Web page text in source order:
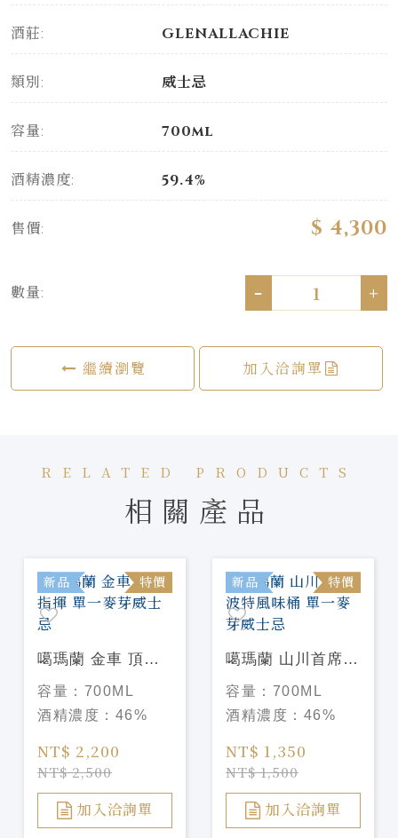
酒莊: GLENALLACHIE
類別: 威士忌
容量: 700ml
酒精濃度: 59.4%
售價: $ 4,300
數量: - +
繼續瀏覽 加入洽詢單
RELATED PRODUCTS
相關產品
新品 特價
噶瑪蘭 金車 頂級
指揮 單一麥芽威士
忌
容量： 700ML
酒精濃度： 46%
NT$ 2,200
NT$ 2,500
加入洽詢單
新品 特價
噶瑪蘭 山川首席
波特風味桶 單一麥
芽威士忌
容量： 700ML
酒精濃度： 46%
NT$ 1,350
NT$ 1,500
加入洽詢單